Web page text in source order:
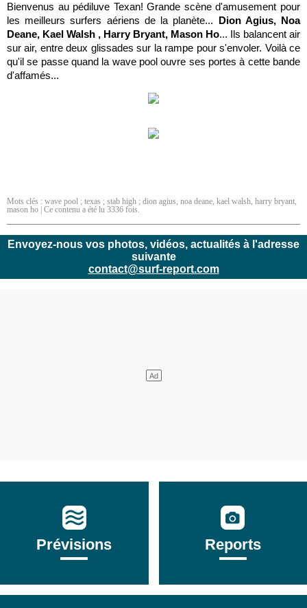
Bienvenus au pédiluve Texan! Grande scène d'amusement pour
les meilleurs surfers aériens de la planète... Dion Agius, Noa
Deane, Kael Walsh , Harry Bryant, Mason Ho... Ils balancent air
sur air, entre deux glissades sur la rampe pour s'envoler. Voilà ce
qu'il se passe quand la wave pool ouvre ses portes à cette bande
d'affamés...
Mots clés : wave pool ; texas ; stab high ; dion agius, noa deane, kael walsh, harry bryant,
mason ho | Ce contenu a été lu 3336 fois.
Envoyez-nous vos photos, vidéos, actualités à l'adresse
suivante
contact@surf-report.com
Prévisions Reports